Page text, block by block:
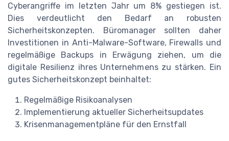
Cyberangriffe im letzten Jahr um 8% gestiegen ist.
Dies verdeutlicht den Bedarf an robusten
Sicherheitskonzepten. Büromanager sollten daher
Investitionen in Anti-Malware-Software, Firewalls und
regelmäßige Backups in Erwägung ziehen, um die
digitale Resilienz ihres Unternehmens zu stärken. Ein
gutes Sicherheitskonzept beinhaltet:
Regelmäßige Risikoanalysen
Implementierung aktueller Sicherheitsupdates
Krisenmanagementpläne für den Ernstfall